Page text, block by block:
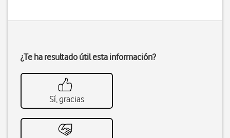
¿Te ha resultado útil esta información?
Sí, gracias